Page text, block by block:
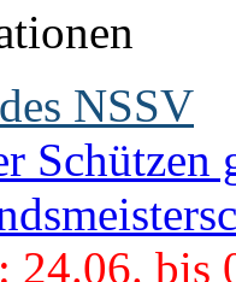
NSSV
Schützen
24.06. bis